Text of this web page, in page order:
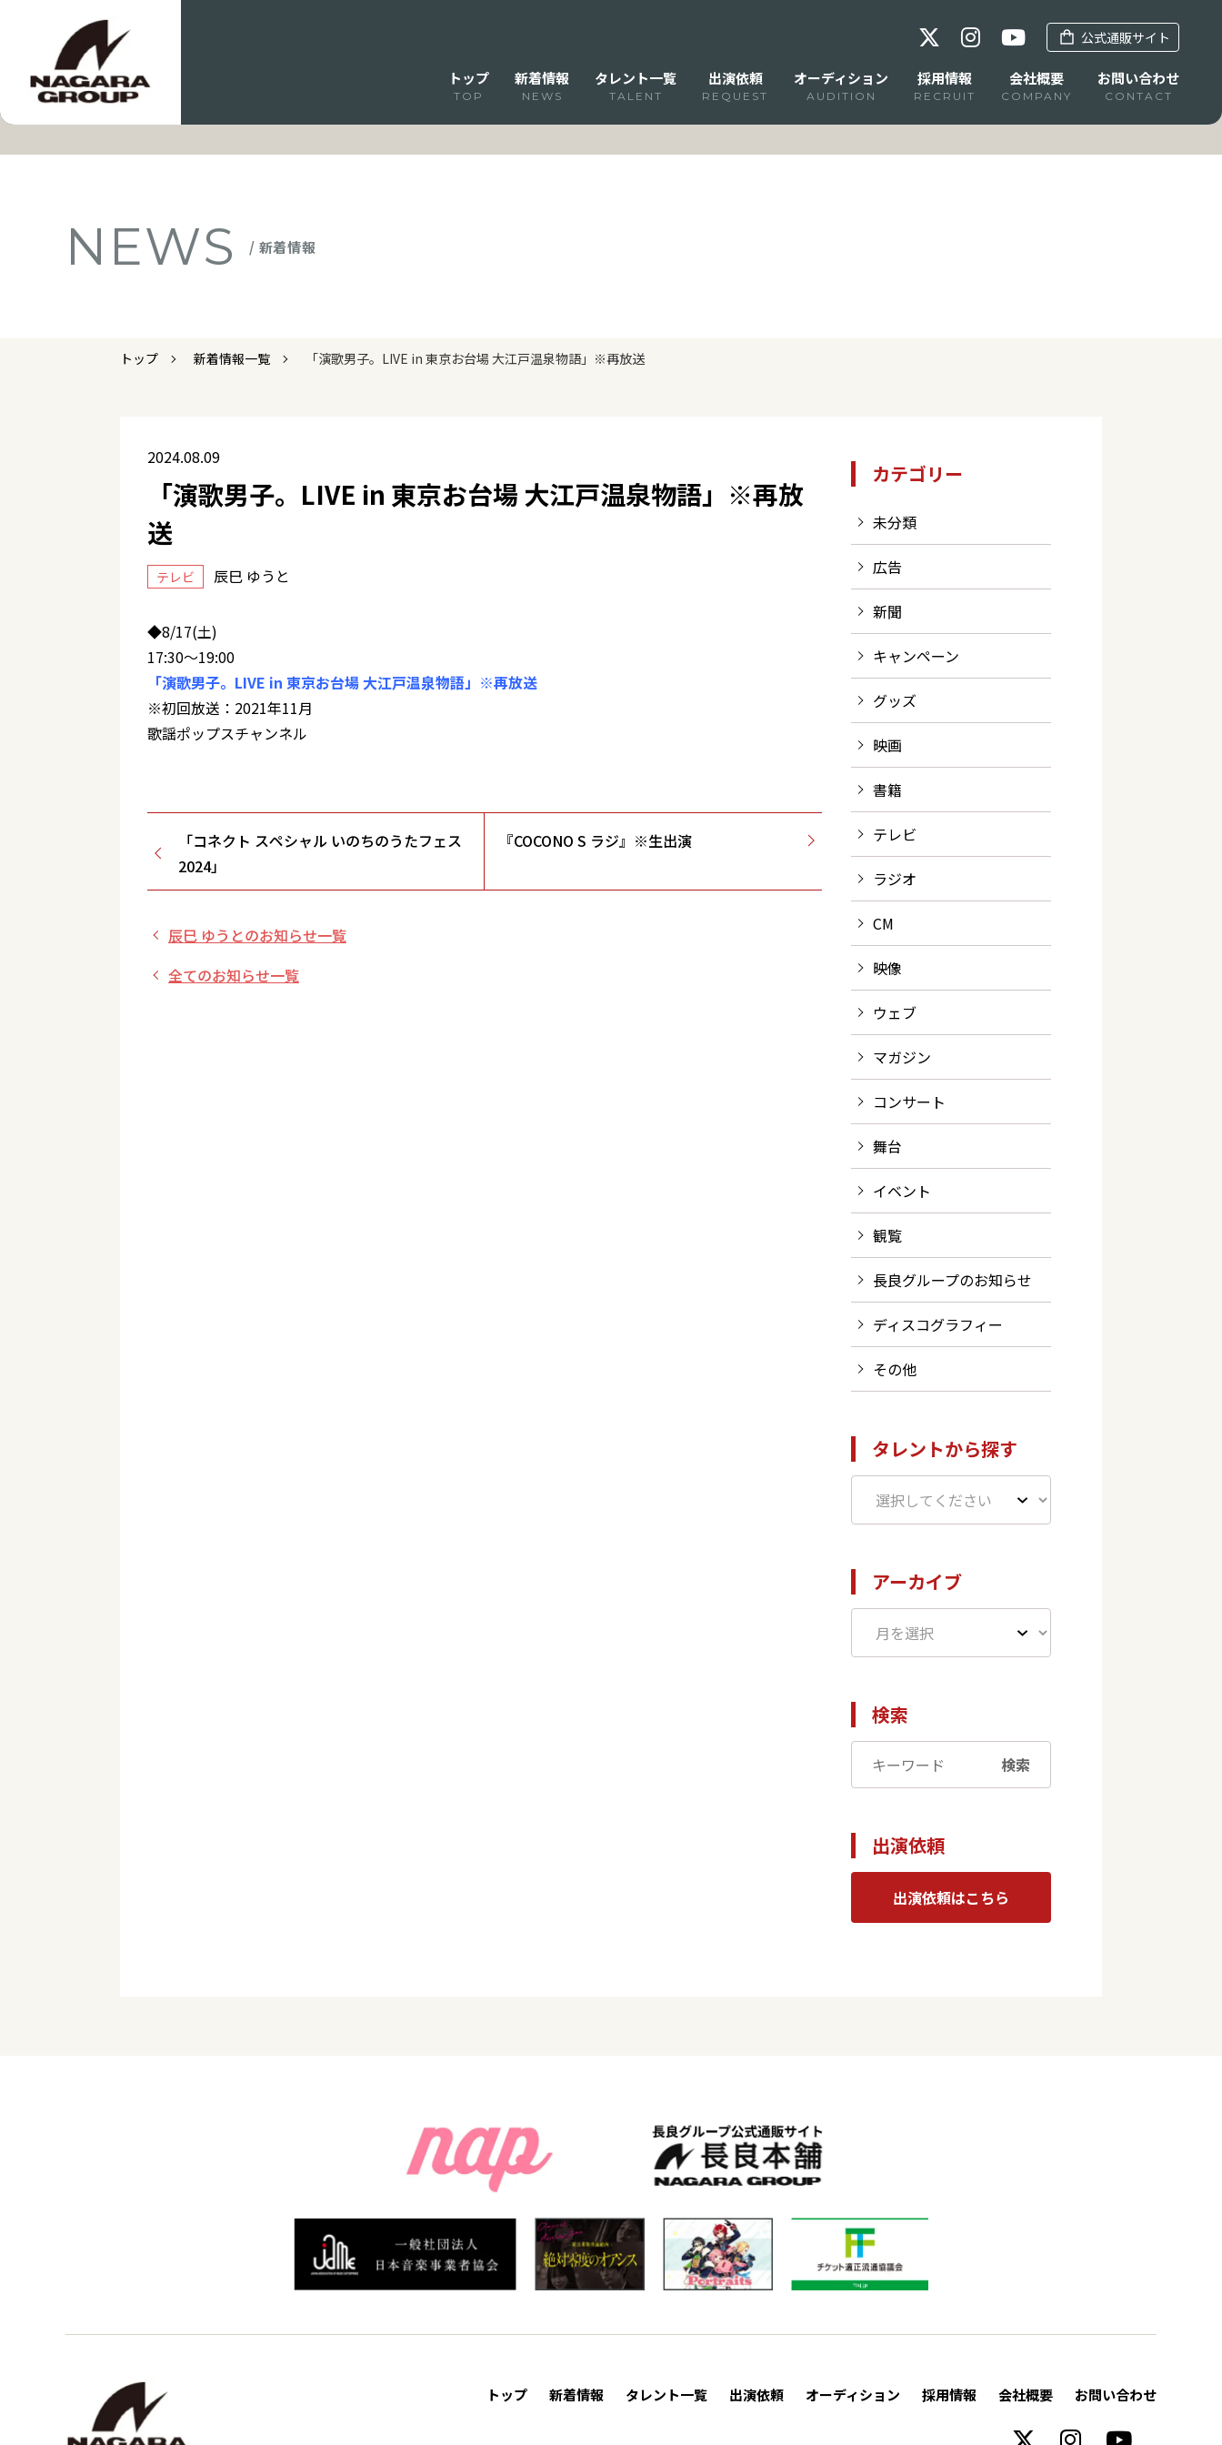
公式通販サイト
トップ
TOP
新着情報
NEWS
タレント一覧
TALENT
出演依頼
REQUEST
オーディション
AUDITION
採用情報
RECRUIT
会社概要
COMPANY
お問い合わせ
CONTACT
NEWS / 新着情報
トップ 新着情報一覧 「演歌男子。LIVE in 東京お台場 大江戸温泉物語」※再放送
2024.08.09
「演歌男子。LIVE in 東京お台場 大江戸温泉物語」※再放
送
テレビ 辰巳 ゆうと
◆8/17(土)
17:30～19:00
「演歌男子。LIVE in 東京お台場 大江戸温泉物語」※再放送
※初回放送：2021年11月
歌謡ポップスチャンネル
「コネクト スペシャル いのちのうたフェス
2024」
『COCONO S ラジ』※生出演
辰巳 ゆうとのお知らせ一覧
全てのお知らせ一覧
カテゴリー
未分類
広告
新聞
キャンペーン
グッズ
映画
書籍
テレビ
ラジオ
CM
映像
ウェブ
マガジン
コンサート
舞台
イベント
観覧
長良グループのお知らせ
ディスコグラフィー
その他
タレントから探す
アーカイブ
検索
検索
出演依頼
出演依頼はこちら
トップ 新着情報 タレント一覧 出演依頼 オーディション 採用情報 会社概要 お問い合わせ